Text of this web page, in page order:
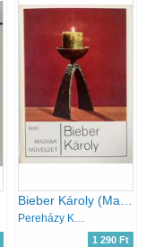
Pereházy Károly
1 290 Ft